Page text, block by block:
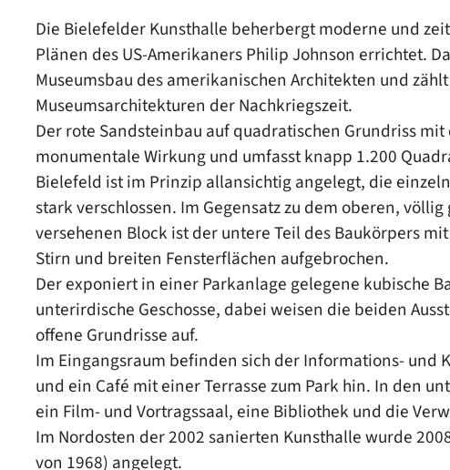
Die Bielefelder Kunsthalle beherbergt moderne und
Plänen des US-Amerikaners Philip Johnson errichtet.
Museumsbau des amerikanischen Architekten und
Museumsarchitekturen der Nachkriegszeit.
Der rote Sandsteinbau auf quadratischen Grundriss
monumentale Wirkung und umfasst knapp 1.200
Bielefeld ist im Prinzip allansichtig angelegt, die
stark verschlossen. Im Gegensatz zu dem oberen,
versehenen Block ist der untere Teil des Baukörpers
Stirn und breiten Fensterflächen aufgebrochen.
Der exponiert in einer Parkanlage gelegene kubische
unterirdische Geschosse, dabei weisen die beiden
offene Grundrisse auf.
Im Eingangsraum befinden sich der Informations- und
und ein Café mit einer Terrasse zum Park hin. In den
ein Film- und Vortragssaal, eine Bibliothek und die
Im Nordosten der 2002 sanierten Kunsthalle wurde
von 1968) angelegt.